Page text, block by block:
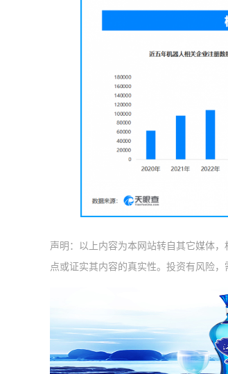
声明：以上内容为本网站转自其它媒体
点或证实其内容的真实性。投资有风险，